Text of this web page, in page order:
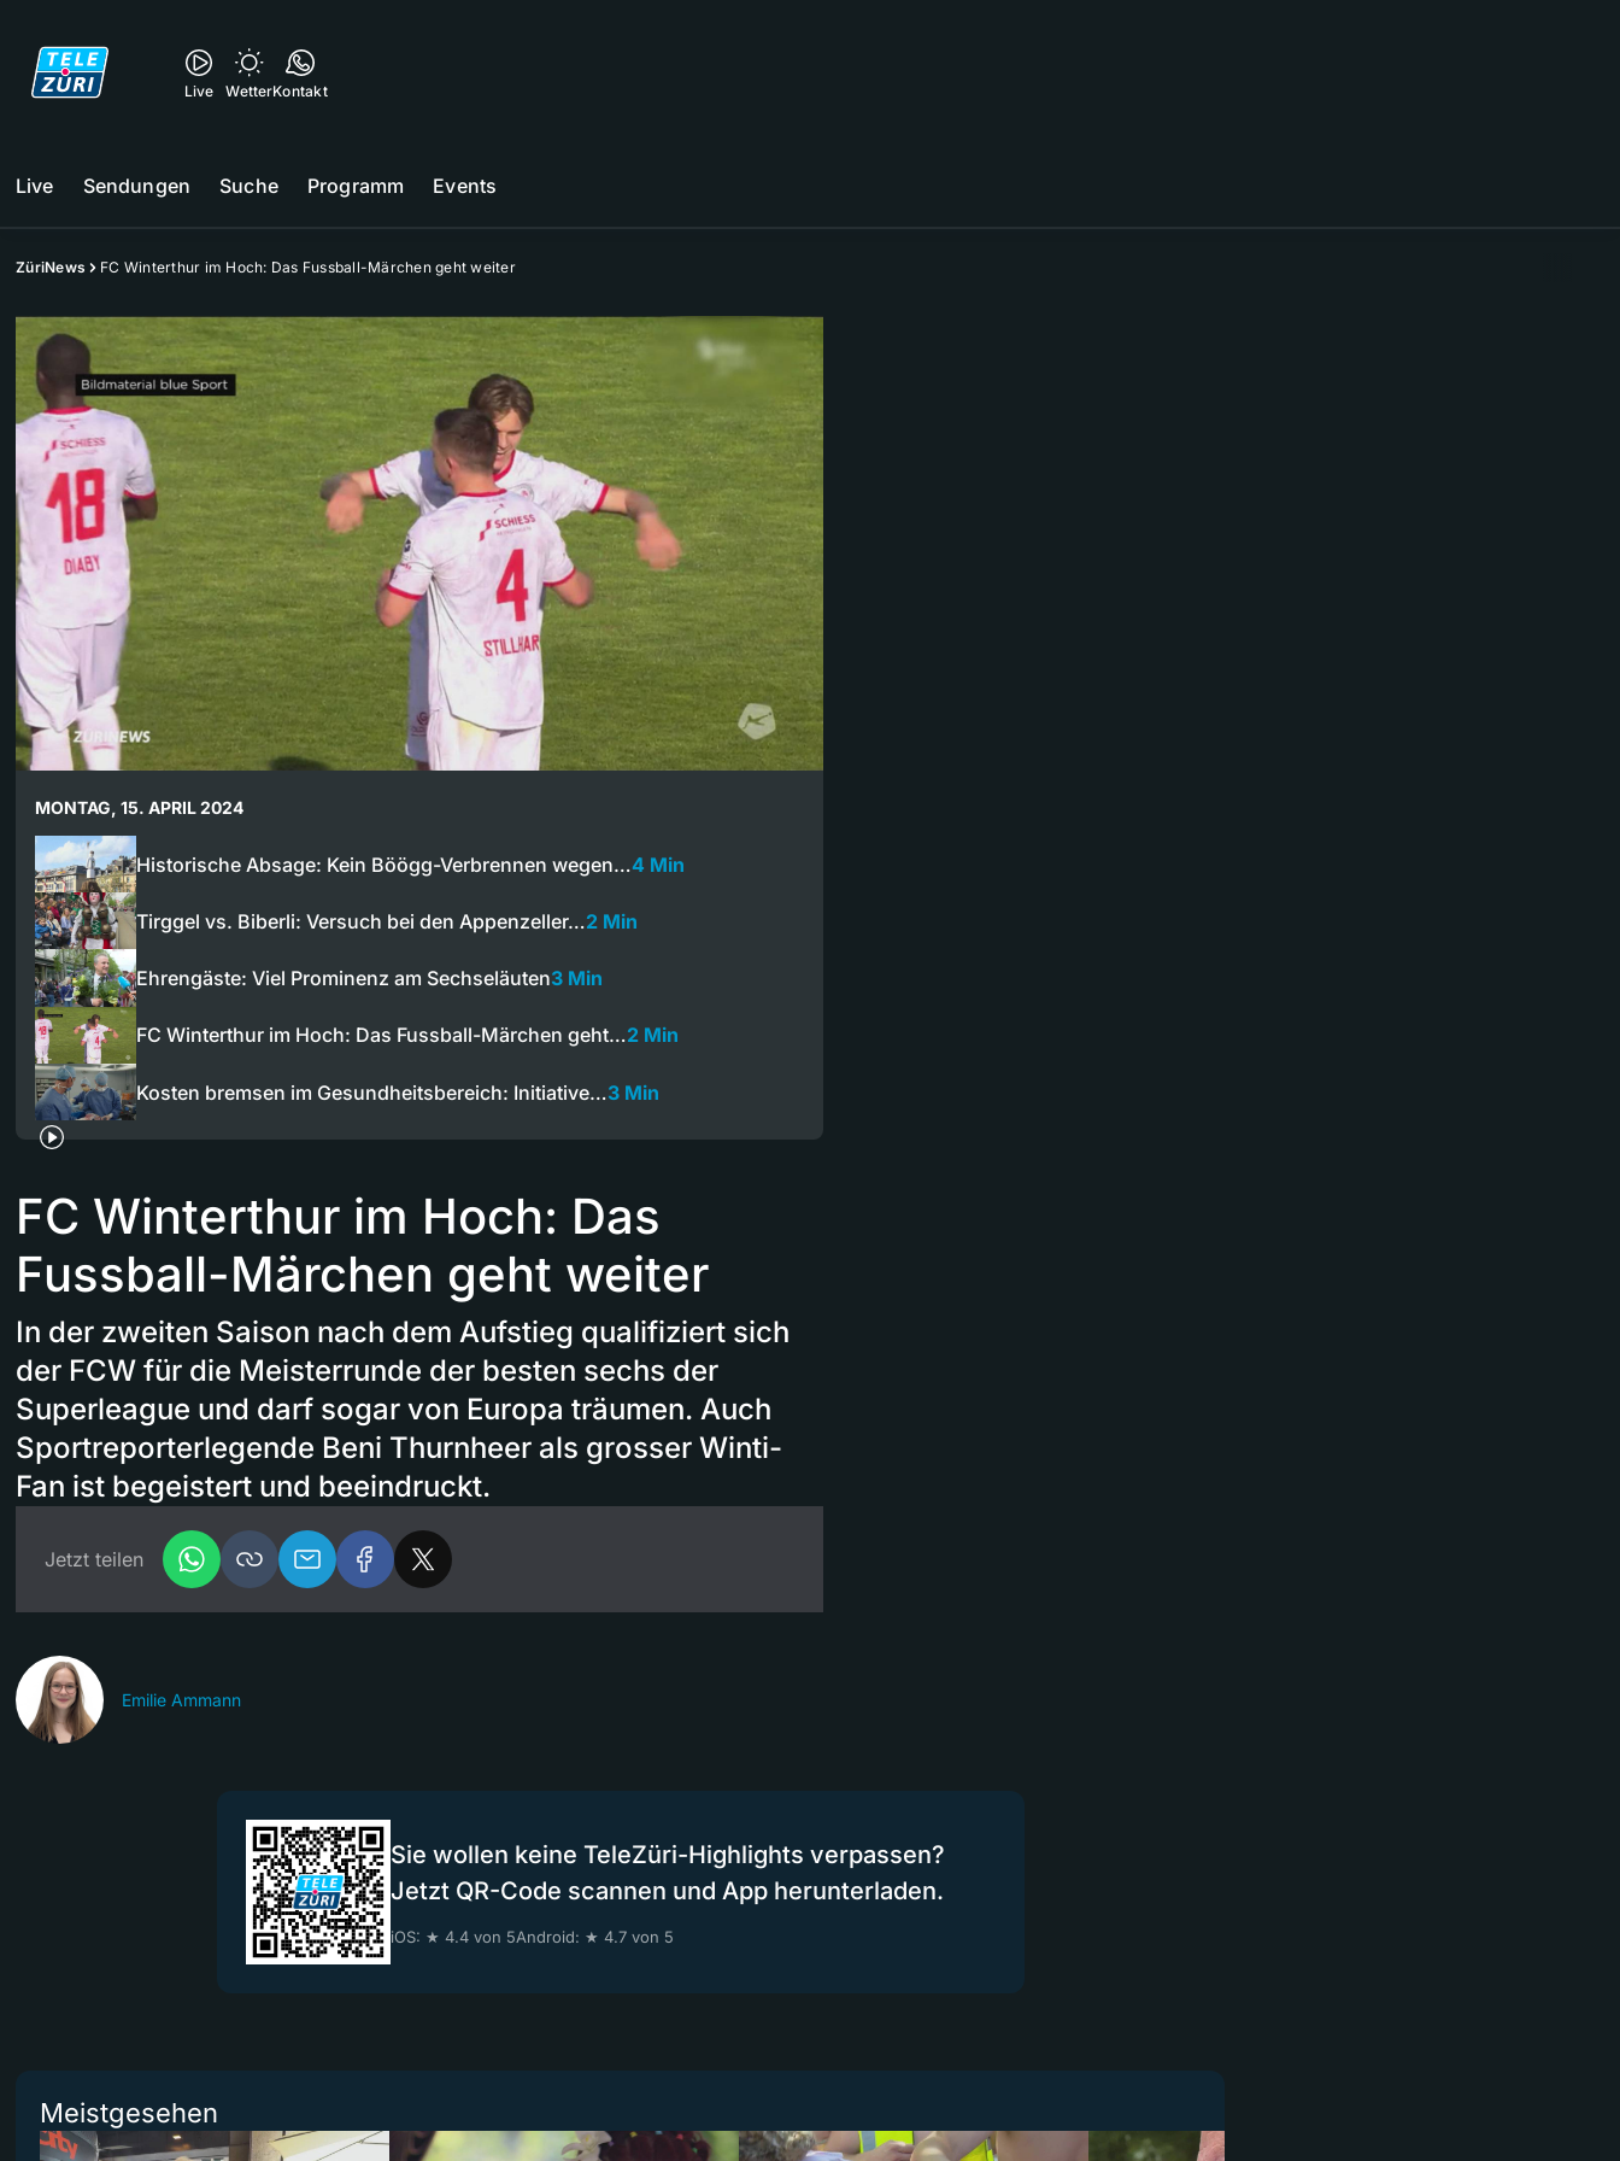
Live WetterKontakt
Live Sendungen Suche Programm Events
ZüriNews FC Winterthur im Hoch: Das Fussball-Märchen geht weiter
MONTAG, 15. APRIL 2024
Historische Absage: Kein Böögg-Verbrennen wegen…4 Min
Tirggel vs. Biberli: Versuch bei den Appenzeller…2 Min
Ehrengäste: Viel Prominenz am Sechseläuten3 Min
FC Winterthur im Hoch: Das Fussball-Märchen geht…2 Min
Kosten bremsen im Gesundheitsbereich: Initiative…3 Min
FC Winterthur im Hoch: Das
Fussball-Märchen geht weiter
In der zweiten Saison nach dem Aufstieg qualifiziert sich
der FCW für die Meisterrunde der besten sechs der
Superleague und darf sogar von Europa träumen. Auch
Sportreporterlegende Beni Thurnheer als grosser Winti-
Fan ist begeistert und beeindruckt.
Jetzt teilen
Emilie Ammann
Sie wollen keine TeleZüri-Highlights verpassen?
Jetzt QR-Code scannen und App herunterladen.
iOS: ★ 4.4 von 5Android: ★ 4.7 von 5
Meistgesehen